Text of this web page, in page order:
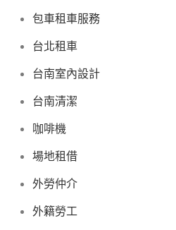
包車租車服務
台北租車
台南室內設計
台南清潔
咖啡機
場地租借
外勞仲介
外籍勞工